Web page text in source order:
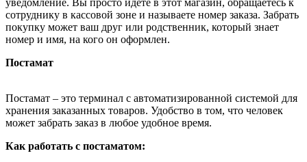
сотруднику в кассовой зоне и называете номер заказа. Забрать
покупку может ваш друг или родственник, который знает
номер и имя, на кого он оформлен.
Постамат
Постамат – это терминал с автоматизированной системой для
хранения заказанных товаров. Удобство в том, что человек
может забрать заказ в любое удобное время.
Как работать с постаматом: